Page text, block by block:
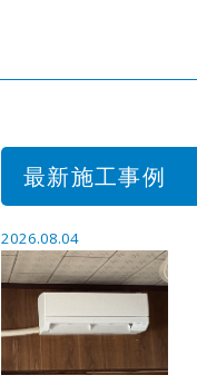
最新施工事例
2026.08.04